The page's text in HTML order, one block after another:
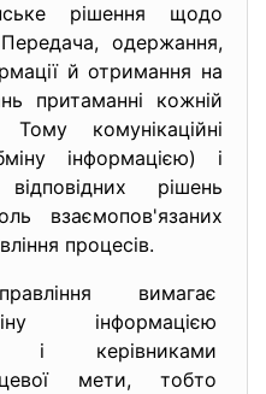
рішення щодо
одержання,
й отримання на
притаманні кожній
Тому комунікаційні
інформацією) і
рішень
взаємопов'язаних
процесів.
вимагає
інформацією
і керівниками
мети, тобто